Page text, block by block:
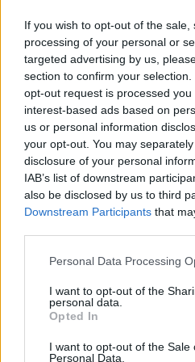
If you wish to opt-out of the
processing of your personal or
targeted advertising by us,
section to confirm your
opt-out request is processed
interest-based ads based on
us or personal information
your opt-out. You may
disclosure of your personal
IAB’s list of downstream
also be disclosed by us to third
Downstream Participants that
Please note that this website/
not limited to your visit or usage
grant or deny consent to Google
use your data for below
consent section.
Personal Data Processing
I want to opt-out of the
personal data.
Opted In
I want to opt-out of the Sale
Personal Data.
ΑΣΕΠ: Εξ
Πιστοποίηση
μέρες
ειδήσεις.
Βάλε το
αναζήτησης της